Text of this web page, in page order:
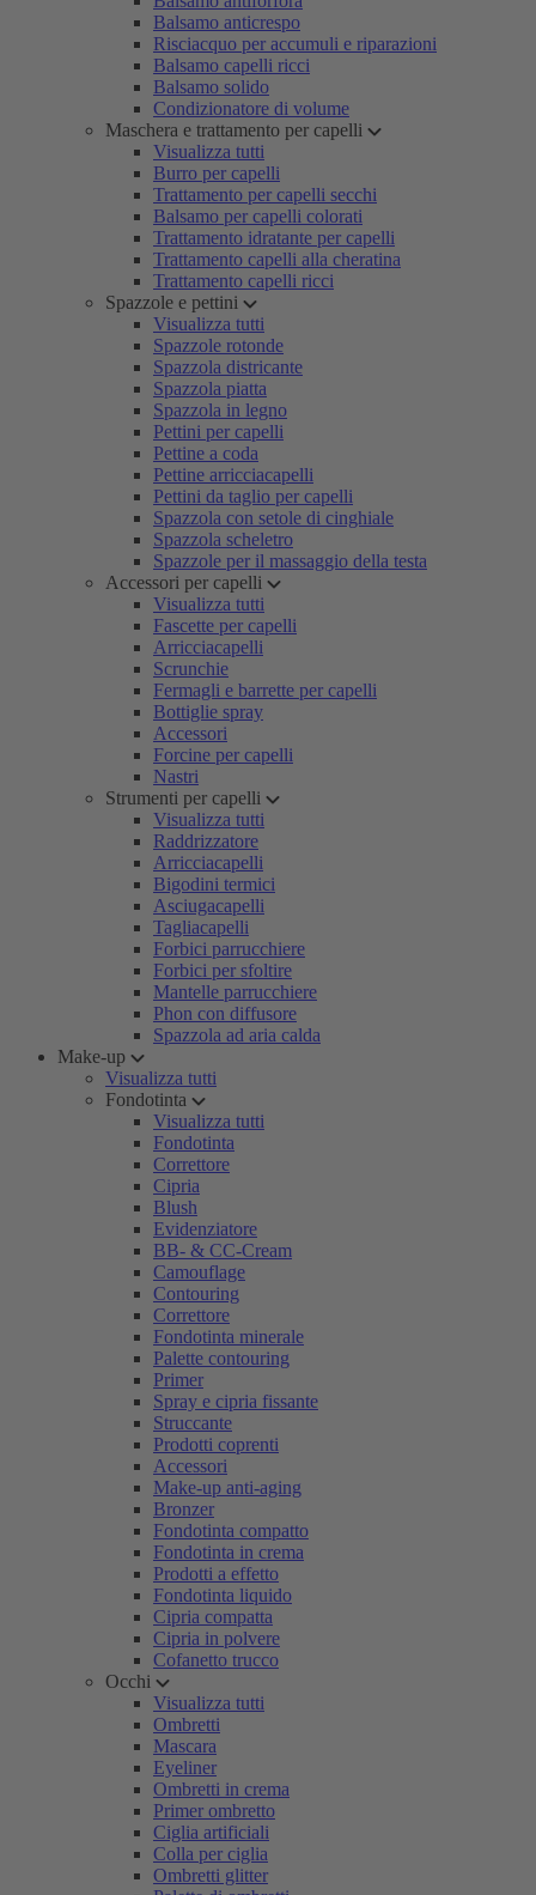
Balsamo anticrespo
Risciacquo per accumuli e riparazioni
Balsamo capelli ricci
Balsamo solido
Condizionatore di volume
Maschera e trattamento per capelli
Visualizza tutti
Burro per capelli
Trattamento per capelli secchi
Balsamo per capelli colorati
Trattamento idratante per capelli
Trattamento capelli alla cheratina
Trattamento capelli ricci
Spazzole e pettini
Visualizza tutti
Spazzole rotonde
Spazzola districante
Spazzola piatta
Spazzola in legno
Pettini per capelli
Pettine a coda
Pettine arricciacapelli
Pettini da taglio per capelli
Spazzola con setole di cinghiale
Spazzola scheletro
Spazzole per il massaggio della testa
Accessori per capelli
Visualizza tutti
Fascette per capelli
Arricciacapelli
Scrunchie
Fermagli e barrette per capelli
Bottiglie spray
Accessori
Forcine per capelli
Nastri
Strumenti per capelli
Visualizza tutti
Raddrizzatore
Arricciacapelli
Bigodini termici
Asciugacapelli
Tagliacapelli
Forbici parrucchiere
Forbici per sfoltire
Mantelle parrucchiere
Phon con diffusore
Spazzola ad aria calda
Make-up
Visualizza tutti
Fondotinta
Visualizza tutti
Fondotinta
Correttore
Cipria
Blush
Evidenziatore
BB- & CC-Cream
Camouflage
Contouring
Correttore
Fondotinta minerale
Palette contouring
Primer
Spray e cipria fissante
Struccante
Prodotti coprenti
Accessori
Make-up anti-aging
Bronzer
Fondotinta compatto
Fondotinta in crema
Prodotti a effetto
Fondotinta liquido
Cipria compatta
Cipria in polvere
Cofanetto trucco
Occhi
Visualizza tutti
Ombretti
Mascara
Eyeliner
Ombretti in crema
Primer ombretto
Ciglia artificiali
Colla per ciglia
Ombretti glitter